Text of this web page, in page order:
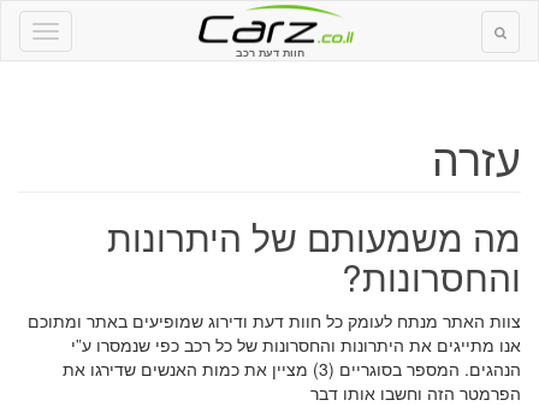
חוות דעת רכב
עזרה
מה משמעותם של היתרונות
והחסרונות?
צוות האתר מנתח לעומק כל חוות דעת ודירוג שמופיעים באתר ומתוכם
אנו מתייגים את היתרונות והחסרונות של כל רכב כפי שנמסרו ע”י
הנהגים. המספר בסוגריים (3) מציין את כמות האנשים שדירגו את
הפרמטר הזה וחשבו אותו דבר